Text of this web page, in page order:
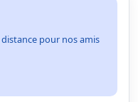
pour nos amis